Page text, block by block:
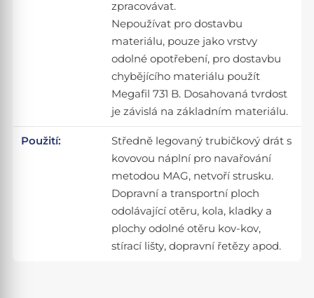
zpracovávat.
Nepoužívat pro dostavbu
materiálu, pouze jako vrstvy
odolné opotřebení, pro dostavbu
chybějícího materiálu použít
Megafil 731 B. Dosahovaná tvrdost
je závislá na základním materiálu.
Použití:
Středně legovaný trubičkový drát s
kovovou náplní pro navařování
metodou MAG, netvoří strusku.
Dopravní a transportní ploch
odolávající otěru, kola, kladky a
plochy odolné otěru kov-kov,
stírací lišty, dopravní řetězy apod.